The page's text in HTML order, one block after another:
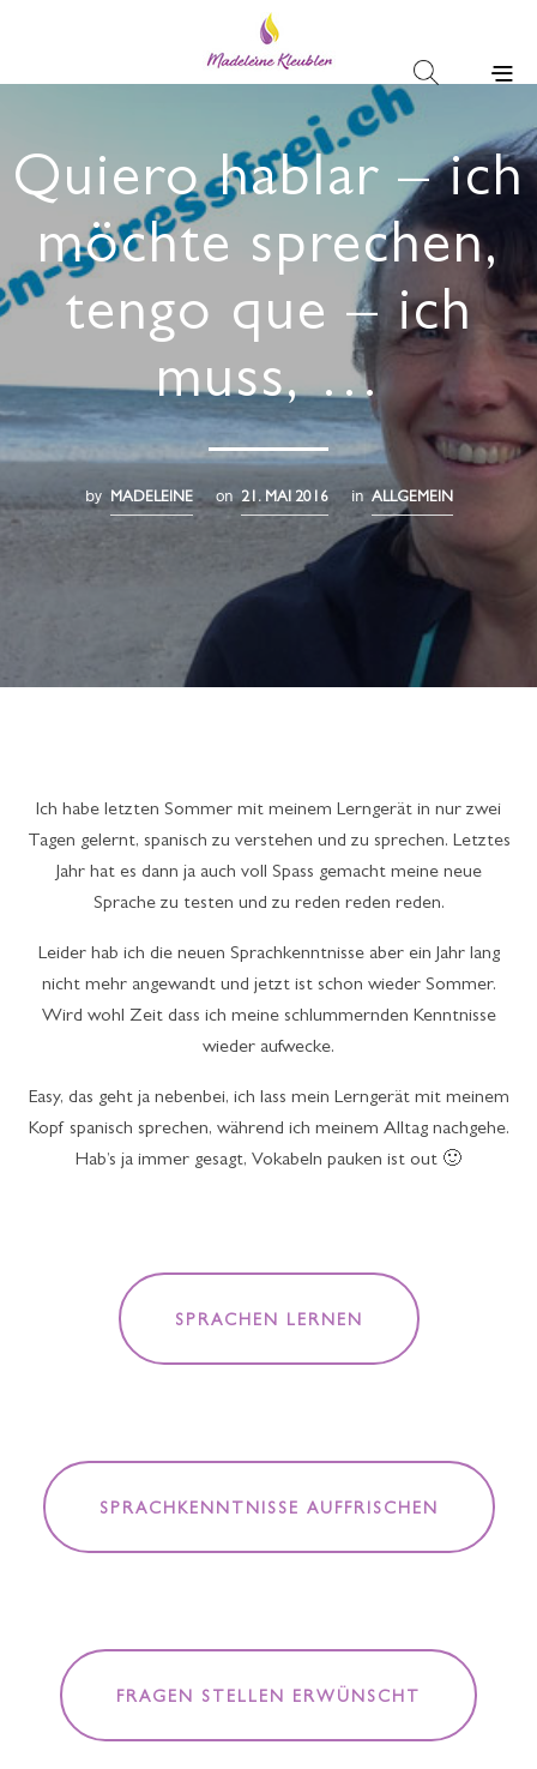
Quiero hablar – ich
möchte sprechen,
tengo que – ich
muss, …
by MADELEINE on 21. MAI 2016 in ALLGEMEIN
Ich habe letzten Sommer mit meinem Lerngerät in nur zwei
Tagen gelernt, spanisch zu verstehen und zu sprechen. Letztes
Jahr hat es dann ja auch voll Spass gemacht meine neue
Sprache zu testen und zu reden reden reden.
Leider hab ich die neuen Sprachkenntnisse aber ein Jahr lang
nicht mehr angewandt und jetzt ist schon wieder Sommer.
Wird wohl Zeit dass ich meine schlummernden Kenntnisse
wieder aufwecke.
Easy, das geht ja nebenbei, ich lass mein Lerngerät mit meinem
Kopf spanisch sprechen, während ich meinem Alltag nachgehe.
Hab’s ja immer gesagt, Vokabeln pauken ist out 🙂
SPRACHEN LERNEN
SPRACHKENNTNISSE AUFFRISCHEN
FRAGEN STELLEN ERWÜNSCHT